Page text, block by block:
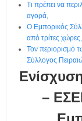
Τι πρέπει να
αγορά,
Ο Εμπορικός
από τρίτες
Τον περιορισμό
Σύλλογος
–